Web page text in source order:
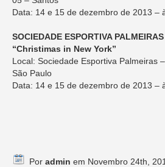
Data: 14 e 15 de dezembro de 2013 –
SOCIEDADE ESPORTIVA PALMEIRAS
“Christimas in New York”
Local: Sociedade Esportiva Palmeiras
São Paulo
Data: 14 e 15 de dezembro de 2013 –
Por admin em Novembro 24th,